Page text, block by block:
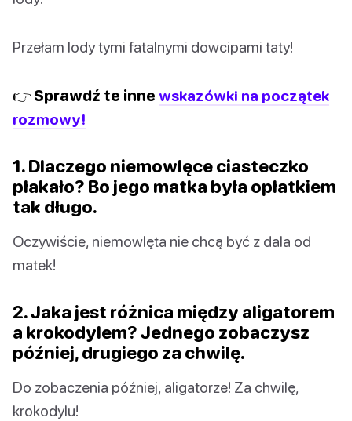
Przełam lody tymi fatalnymi dowcipami taty!
👉 Sprawdź te inne wskazówki na początek
rozmowy!
1. Dlaczego niemowlęce ciasteczko
płakało? Bo jego matka była opłatkiem
tak długo.
Oczywiście, niemowlęta nie chcą być z dala od
matek!
2. Jaka jest różnica między aligatorem
a krokodylem? Jednego zobaczysz
później, drugiego za chwilę.
Do zobaczenia później, aligatorze! Za chwilę,
krokodylu!